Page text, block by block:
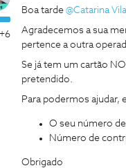
+6
Boa tarde @Catarina
Agradecemos a sua
pertence a outra
Se já tem um cartão
pretendido.
Para podermos ajudar,
O seu número
Número de
Obrigado